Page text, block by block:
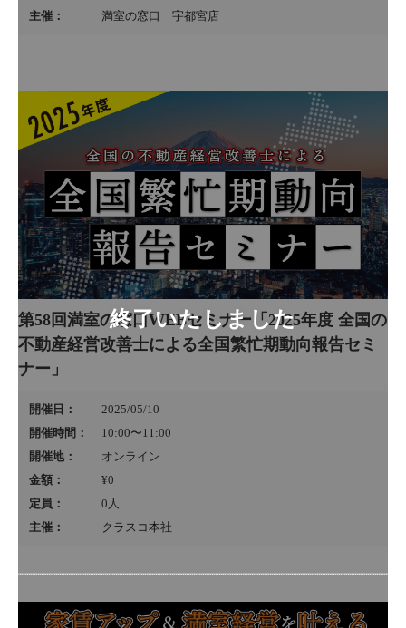
主催：
満室の窓口 宇都宮店
第58回満室の窓口WEBセミナー「2025年度 全国の
不動産経営改善士による全国繁忙期動向報告セミ
ナー」
開催日：
2025/05/10
開催時間：
10:00〜11:00
開催地：
オンライン
金額：
¥0
定員：
0 人
主催：
クラスコ本社